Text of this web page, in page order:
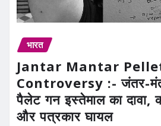
भारत
Jantar Mantar
Controversy :- जंतर-
पैलेट गन इस्तेमाल का दावा,
और पत्रकार घायल